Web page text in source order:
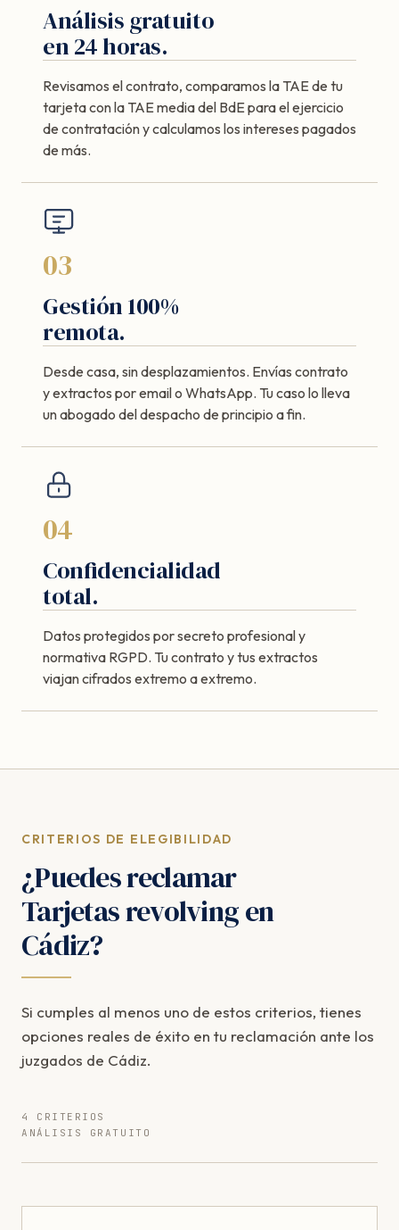
Análisis gratuito
en 24 horas.
Revisamos el contrato, comparamos la TAE de tu
tarjeta con la TAE media del BdE para el ejercicio
de contratación y calculamos los intereses pagados
de más.
03
Gestión 100%
remota.
Desde casa, sin desplazamientos. Envías contrato
y extractos por email o WhatsApp. Tu caso lo lleva
un abogado del despacho de principio a fin.
04
Confidencialidad
total.
Datos protegidos por secreto profesional y
normativa RGPD. Tu contrato y tus extractos
viajan cifrados extremo a extremo.
CRITERIOS DE ELEGIBILIDAD
¿Puedes reclamar
Tarjetas revolving en
Cádiz?
Si cumples al menos uno de estos criterios, tienes
opciones reales de éxito en tu reclamación ante los
juzgados de Cádiz.
4 CRITERIOS
ANÁLISIS GRATUITO